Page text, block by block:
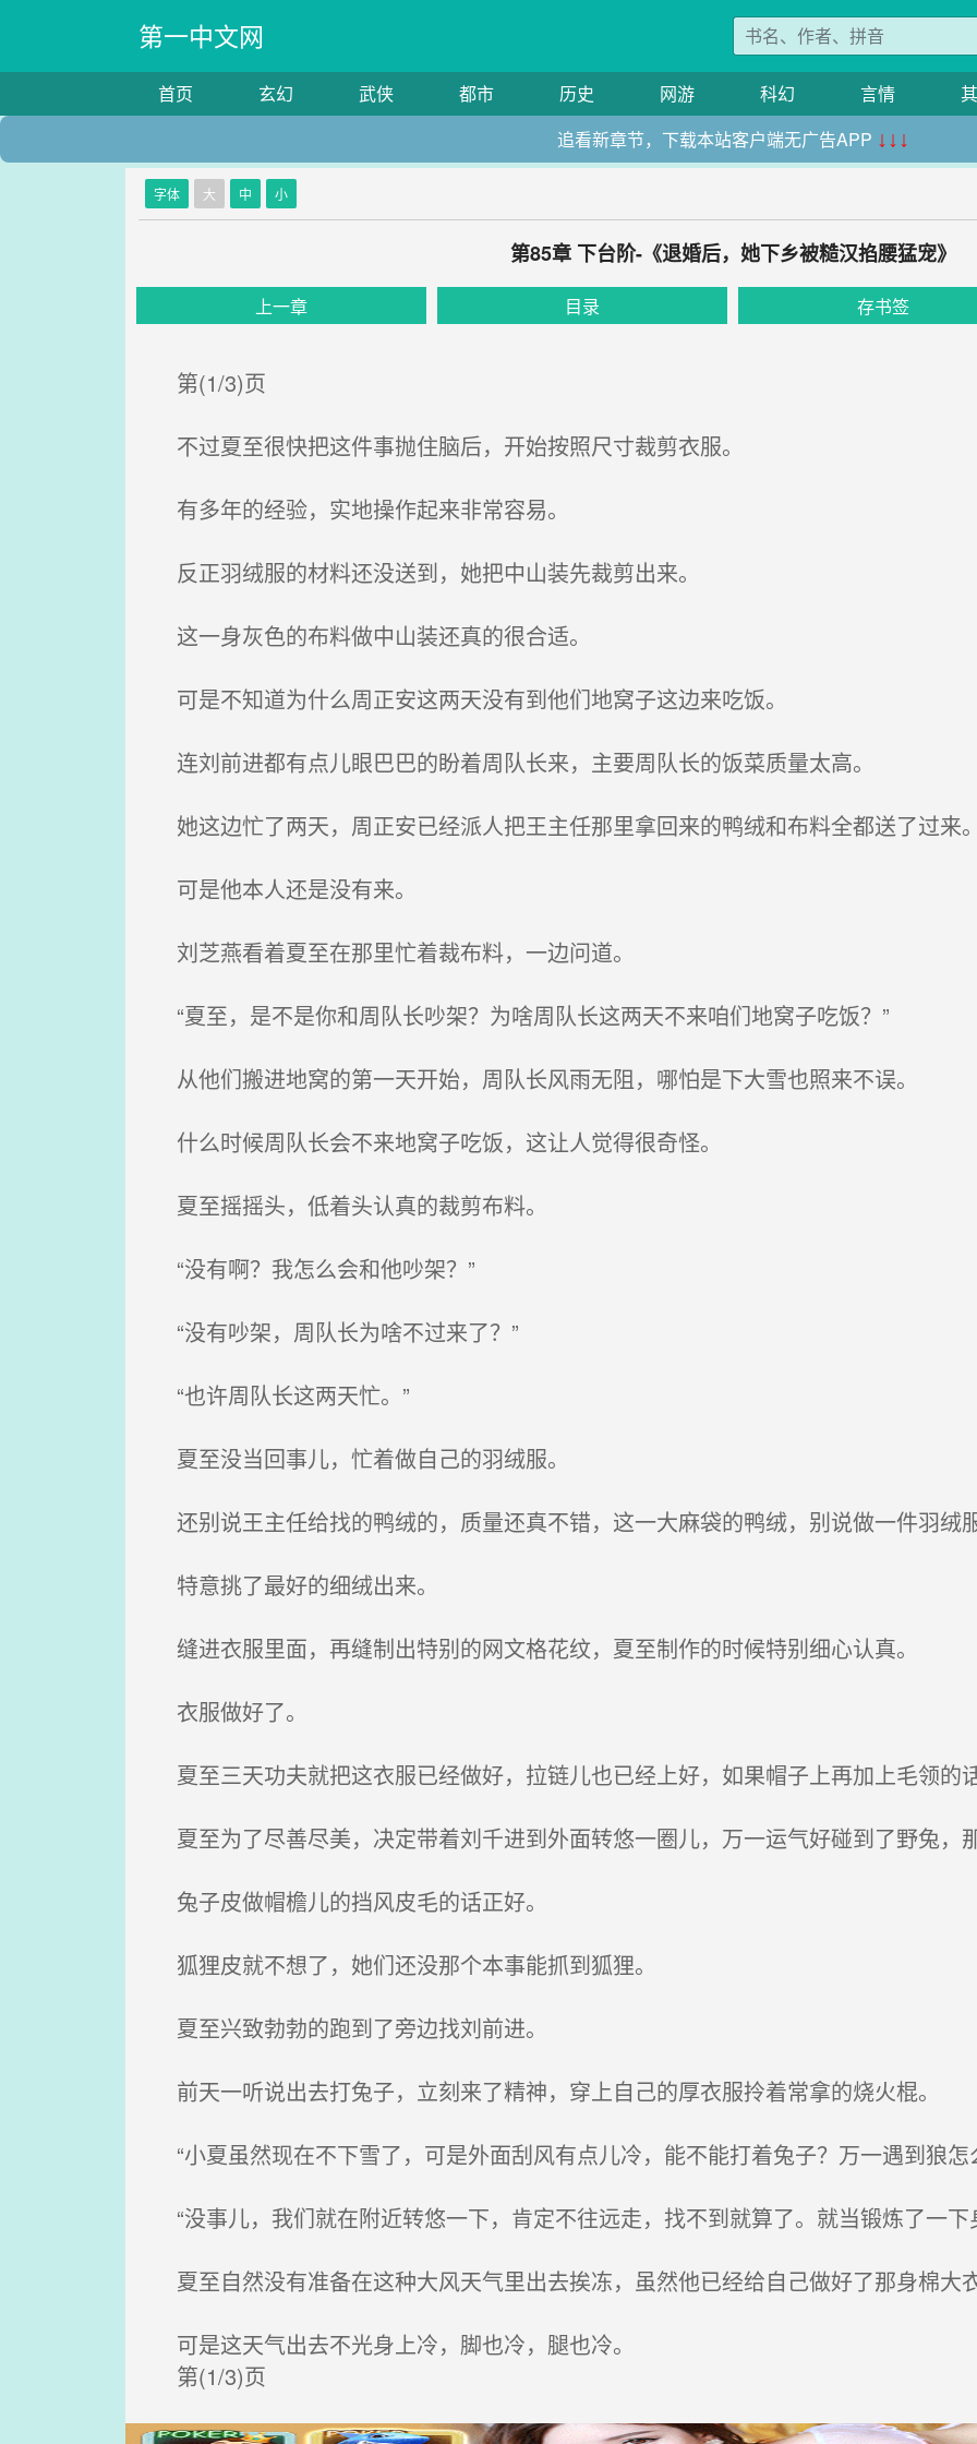
第一中文网
首页 玄幻 武侠 都市 历史 网游 科幻 言情
追看新章节，下载本站客户端无广告APP ↓↓↓
字体 大 中 小
第85章 下台阶-《退婚后，她下乡被糙汉掐腰猛宠》
上一章 目录 存书签
第(1/3)页
不过夏至很快把这件事抛住脑后，开始按照尺寸裁剪衣服。
有多年的经验，实地操作起来非常容易。
反正羽绒服的材料还没送到，她把中山装先裁剪出来。
这一身灰色的布料做中山装还真的很合适。
可是不知道为什么周正安这两天没有到他们地窝子这边来吃饭。
连刘前进都有点儿眼巴巴的盼着周队长来，主要周队长的饭菜质量太高。
她这边忙了两天，周正安已经派人把王主任那里拿回来的鸭绒和布料全都送了过来
可是他本人还是没有来。
刘芝燕看着夏至在那里忙着裁布料，一边问道。
“夏至，是不是你和周队长吵架？为啥周队长这两天不来咱们地窝子吃饭？”
从他们搬进地窝的第一天开始，周队长风雨无阻，哪怕是下大雪也照来不误。
什么时候周队长会不来地窝子吃饭，这让人觉得很奇怪。
夏至摇摇头，低着头认真的裁剪布料。
“没有啊？我怎么会和他吵架？”
“没有吵架，周队长为啥不过来了？”
“也许周队长这两天忙。”
夏至没当回事儿，忙着做自己的羽绒服。
还别说王主任给找的鸭绒的，质量还真不错，这一大麻袋的鸭绒，别说做一件羽绒
特意挑了最好的细绒出来。
缝进衣服里面，再缝制出特别的网文格花纹，夏至制作的时候特别细心认真。
衣服做好了。
夏至三天功夫就把这衣服已经做好，拉链儿也已经上好，如果帽子上再加上毛领的
夏至为了尽善尽美，决定带着刘千进到外面转悠一圈儿，万一运气好碰到了野兔，
兔子皮做帽檐儿的挡风皮毛的话正好。
狐狸皮就不想了，她们还没那个本事能抓到狐狸。
夏至兴致勃勃的跑到了旁边找刘前进。
前天一听说出去打兔子，立刻来了精神，穿上自己的厚衣服拎着常拿的烧火棍。
“小夏虽然现在不下雪了，可是外面刮风有点儿冷，能不能打着兔子？万一遇到狼怎
“没事儿，我们就在附近转悠一下，肯定不往远走，找不到就算了。就当锻炼了一下
夏至自然没有准备在这种大风天气里出去挨冻，虽然他已经给自己做好了那身棉大
可是这天气出去不光身上冷，脚也冷，腿也冷。
第(1/3)页